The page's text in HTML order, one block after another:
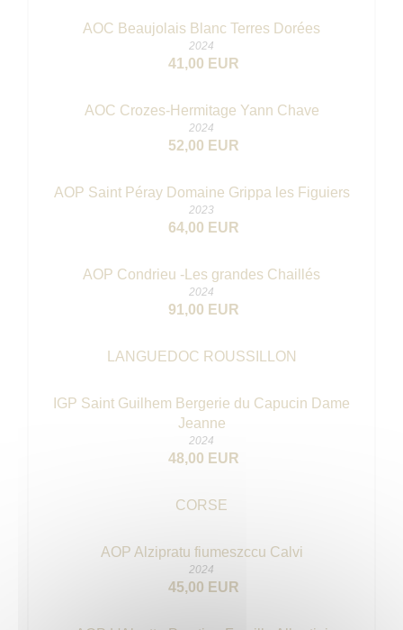
AOC Beaujolais Blanc Terres Dorées
2024
41,00 EUR
AOC Crozes-Hermitage Yann Chave
2024
52,00 EUR
AOP Saint Péray Domaine Grippa les Figuiers
2023
64,00 EUR
AOP Condrieu -Les grandes Chaillés
2024
91,00 EUR
LANGUEDOC ROUSSILLON
IGP Saint Guilhem Bergerie du Capucin Dame
Jeanne
2024
48,00 EUR
CORSE
AOP Alzipratu fiumeszccu Calvi
2024
45,00 EUR